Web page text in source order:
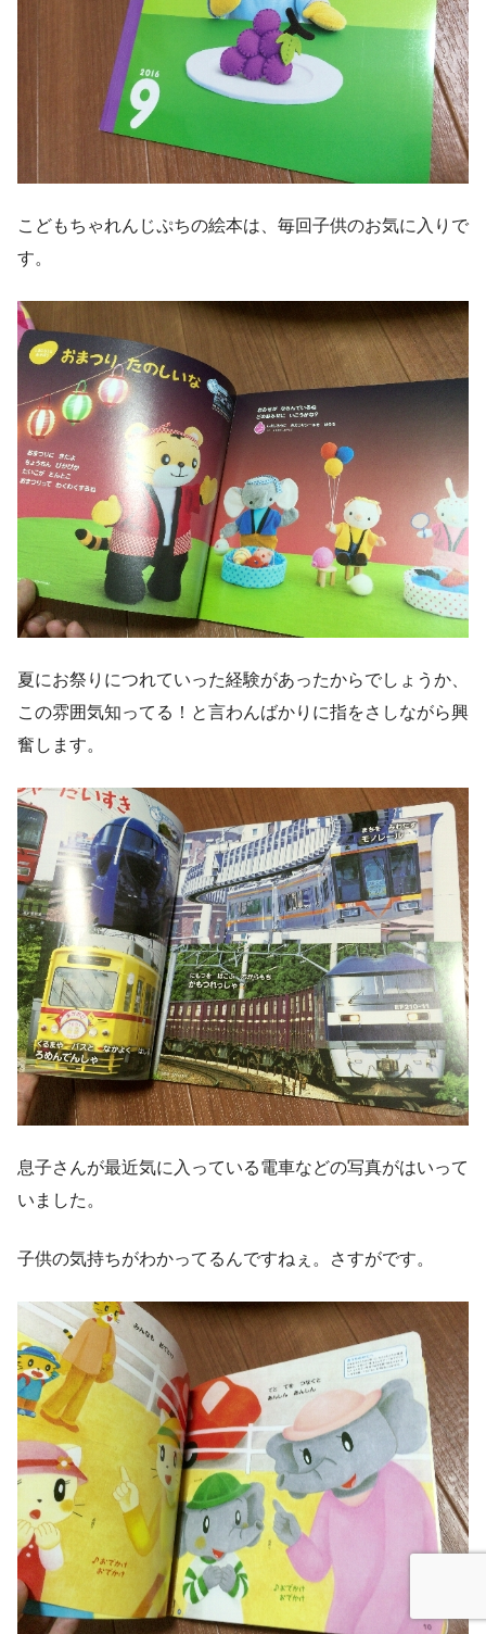
こどもちゃれんじぷちの絵本は、毎回子供のお気に入りで
す。
夏にお祭りにつれていった経験があったからでしょうか、
この雰囲気知ってる！と言わんばかりに指をさしながら興
奮します。
息子さんが最近気に入っている電車などの写真がはいって
いました。
子供の気持ちがわかってるんですねぇ。さすがです。